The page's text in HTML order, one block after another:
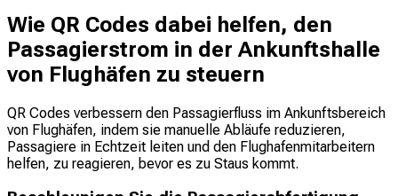
Wie QR Codes dabei helfen, den
Passagierstrom in der Ankunftshalle
von Flughäfen zu steuern
QR Codes verbessern den Passagierfluss im Ankunftsbereich
von Flughäfen, indem sie manuelle Abläufe reduzieren,
Passagiere in Echtzeit leiten und den Flughafenmitarbeitern
helfen, zu reagieren, bevor es zu Staus kommt.